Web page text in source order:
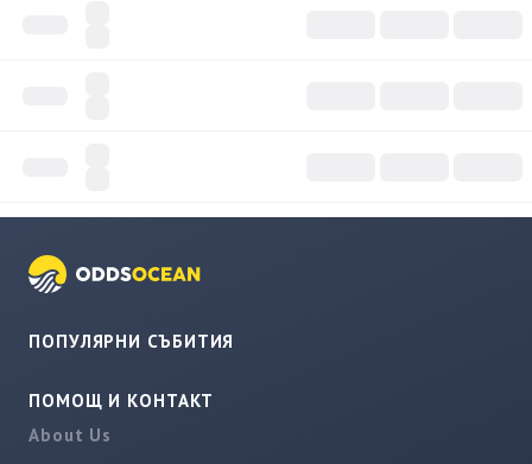
ПОПУЛЯРНИ СЪБИТИЯ
ПОМОЩ И КОНТАКТ
About Us